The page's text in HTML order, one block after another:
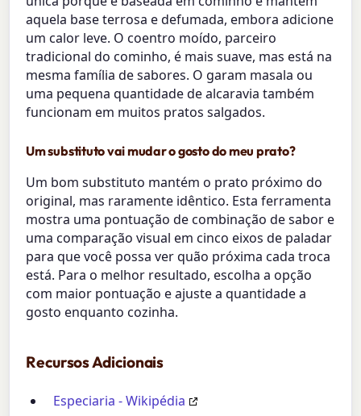
aquela base terrosa e defumada, embora adicione
um calor leve. O coentro moído, parceiro
tradicional do cominho, é mais suave, mas está na
mesma família de sabores. O garam masala ou
uma pequena quantidade de alcaravia também
funcionam em muitos pratos salgados.
Um substituto vai mudar o gosto do meu prato?
Um bom substituto mantém o prato próximo do
original, mas raramente idêntico. Esta ferramenta
mostra uma pontuação de combinação de sabor e
uma comparação visual em cinco eixos de paladar
para que você possa ver quão próxima cada troca
está. Para o melhor resultado, escolha a opção
com maior pontuação e ajuste a quantidade a
gosto enquanto cozinha.
Recursos Adicionais
Especiaria - Wikipédia